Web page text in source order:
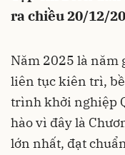
ra chiều 20/12/
Năm 2025 là năm
liên tục kiên trì,
trình khởi nghiệp
hào vì đây là
lớn nhất, đạt